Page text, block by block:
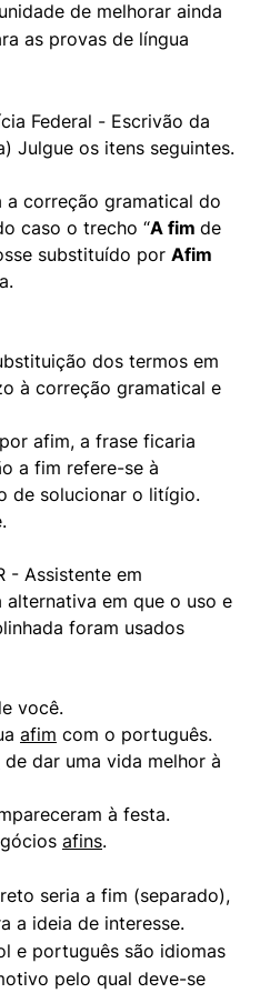
de melhorar ainda
as provas de língua
Federal - Escrivão da
Julgue os itens seguintes.
a correção gramatical do
caso o trecho “A fim de
substituído por Afim
dos termos em
à correção gramatical e
afim, a frase ficaria
a fim refere-se à
de solucionar o litígio.
- Assistente em
alternativa em que o uso e
foram usados
você.
afim com o português.
de dar uma vida melhor à
à festa.
afins.
seria a fim (separado),
a ideia de interesse.
e português são idiomas
pelo qual deve-se